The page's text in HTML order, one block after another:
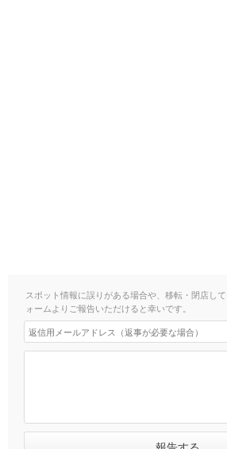
スポット情報に誤りがある場合や、移転・閉店し
ォームよりご報告いただけると幸いです。